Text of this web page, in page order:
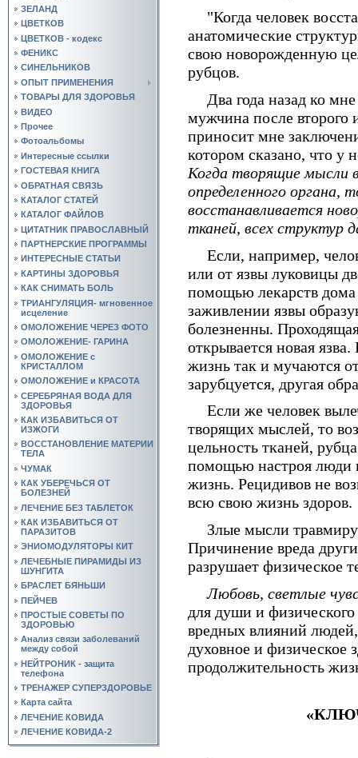
ЗЕЛАНД
ЦВЕТКОВ
ЦВЕТКОВ - кодекс
ФЕНИКС
СИНЕЛЬНИКОВ
ОПЫТ ПРИМЕНЕНИЯ
ТОВАРЫ ДЛЯ ЗДОРОВЬЯ
ВИДЕО
Прочее
Фотоальбомы
Интересные ссылки
ГОСТЕВАЯ КНИГА
ОБРАТНАЯ СВЯЗЬ
КАТАЛОГ СТАТЕЙ
КАТАЛОГ ФАЙЛОВ
ЦИТАТНИК ПРАВОСЛАВНЫЙ
ПАРТНЕРСКИЕ ПРОГРАММЫ
ИНТЕРЕСНЫЕ СТАТЬИ
КАРТИНЫ ЗДОРОВЬЯ
КАК СНИМАТЬ БОЛЬ
ТРИАНГУЛЯЦИЯ- мгновенное
исцеление
ОМОЛОЖЕНИЕ ЧЕРЕЗ ФОТО
ОМОЛОЖЕНИЕ- ГАРИНА
ОМОЛОЖЕНИЕ с
КРИСТАЛЛОМ
ОМОЛОЖЕНИЕ и КРАСОТА
СЕРЕБРЯНАЯ ВОДА ДЛЯ
ЗДОРОВЬЯ
КАК ИЗБАВИТЬСЯ ОТ
ИЗЖОГИ
ВОССТАНОВЛЕНИЕ МАТЕРИИ
ТЕЛА
ЧУМАК
КАК УБЕРЕЧЬСЯ ОТ
БОЛЕЗНЕЙ
ЛЕЧЕНИЕ БЕЗ ТАБЛЕТОК
КАК ИЗБАВИТЬСЯ ОТ
ПАРАЗИТОВ
ЭНИОМОДУЛЯТОРЫ КИТ
ЛЕЧЕБНЫЕ ПИРАМИДЫ ИЗ
ШУНГИТА
БРАСЛЕТ БЯНЬШИ
ПЕЙЧЕВ
ПРОСТЫЕ СОВЕТЫ ПО
ЗДОРОВЬЮ
Анализ связи заболеваний
между собой
НЕЙТРОНИК - защита
телефона
ТРЕНАЖЕР СУПЕРЗДОРОВЬЕ
Карта сайта
ЛЕЧЕНИЕ КОВИДА
ЛЕЧЕНИЕ КОВИДА-2
"Когда человек
анатомические
свою новорожденную
рубцов.
Два года назад ко
мужчина после второго
приносит мне
котором сказано, что у
Когда творящие мысли
определенного органа,
восстанавливается
тканей, всех структур
Если, например,
или от язвы луковицы
помощью лекарств
заживлении язвы
болезненны.
открывается новая
жизнь так и муча­ются
зарубцуется, другая
Если же человек
творящих мыслей, то
цельность тканей,
помощью настроя люди
жизнь. Рецидивов не
всю свою жизнь здоров.
Злые мысли
Причинение вреда
разрушает физическое
Любовь, светлые
для души и
вредных влияний
духовное и физическое
продолжительность